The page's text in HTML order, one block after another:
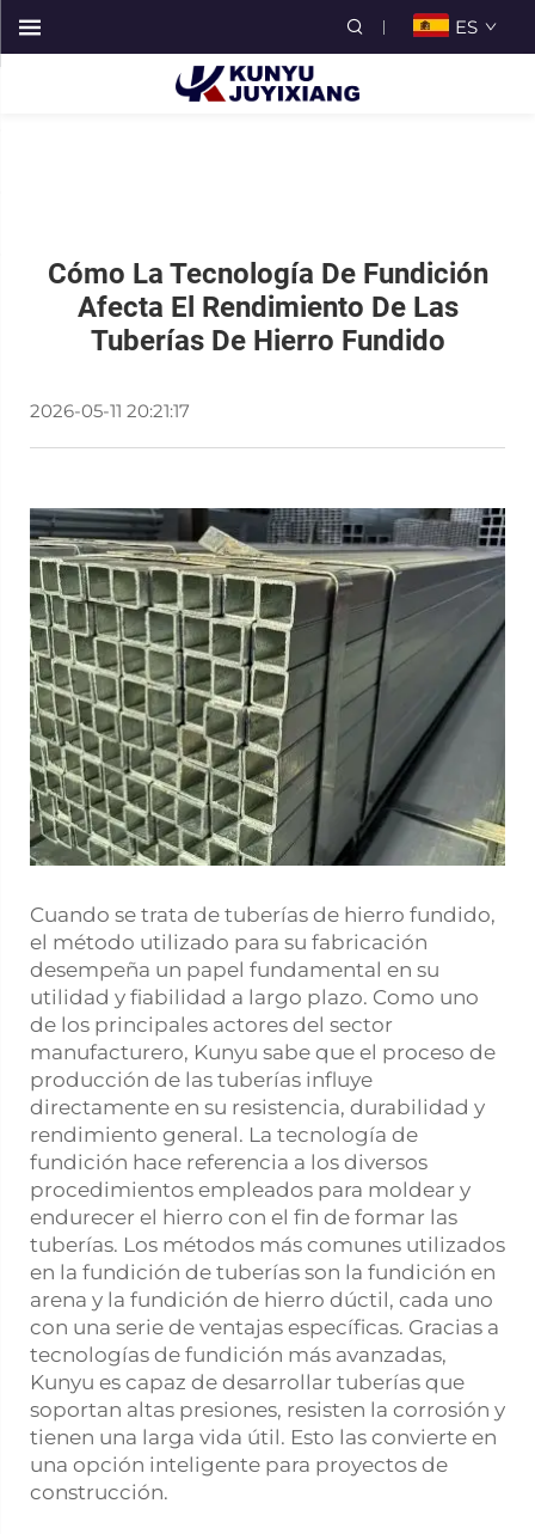
ES
Cómo La Tecnología De Fundición
Afecta El Rendimiento De Las
Tuberías De Hierro Fundido
2026-05-11 20:21:17
Cuando se trata de tuberías de hierro fundido,
el método utilizado para su fabricación
desempeña un papel fundamental en su
utilidad y fiabilidad a largo plazo. Como uno
de los principales actores del sector
manufacturero, Kunyu sabe que el proceso de
producción de las tuberías influye
directamente en su resistencia, durabilidad y
rendimiento general. La tecnología de
fundición hace referencia a los diversos
procedimientos empleados para moldear y
endurecer el hierro con el fin de formar las
tuberías. Los métodos más comunes utilizados
en la fundición de tuberías son la fundición en
arena y la fundición de hierro dúctil, cada uno
con una serie de ventajas específicas. Gracias a
tecnologías de fundición más avanzadas,
Kunyu es capaz de desarrollar tuberías que
soportan altas presiones, resisten la corrosión y
tienen una larga vida útil. Esto las convierte en
una opción inteligente para proyectos de
construcción.